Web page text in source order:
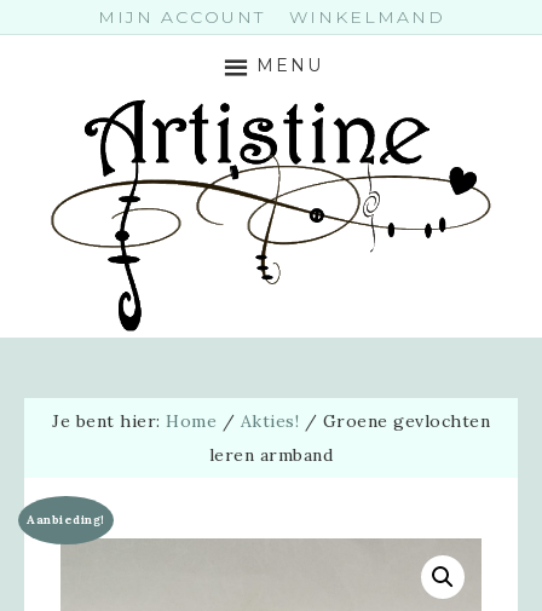
MIJN ACCOUNT WINKELMAND
MENU
Je bent hier: Home / Akties! / Groene gevlochten
leren armband
Aanbieding!